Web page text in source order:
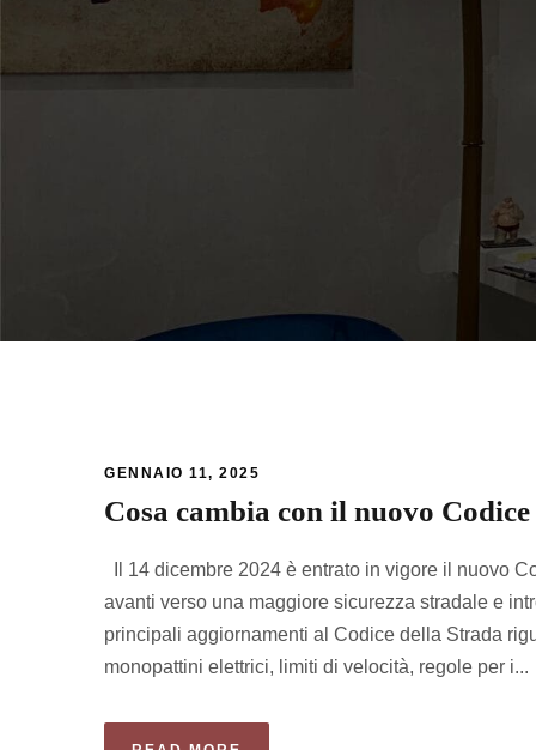
GENNAIO 11, 2025
Cosa cambia con il nuovo
Il 14 dicembre 2024 è entrato in vigore il nuovo
avanti verso una maggiore sicurezza stradale e
principali aggiornamenti al Codice della Strada
monopattini elettrici, limiti di velocità, regole per i...